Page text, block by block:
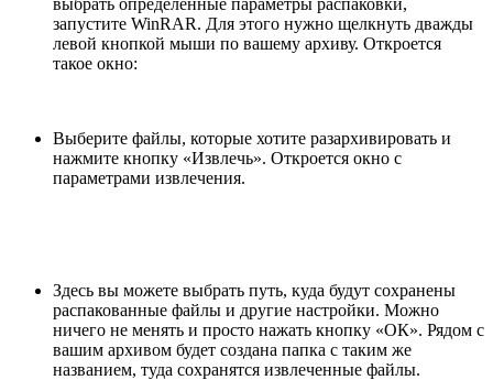
запустите WinRAR. Для этого нужно щелкнуть дважды
левой кнопкой мыши по вашему архиву. Откроется
такое окно:
Выберите файлы, которые хотите разархивировать и
нажмите кнопку «Извлечь». Откроется окно с
параметрами извлечения.
Здесь вы можете выбрать путь, куда будут сохранены
распакованные файлы и другие настройки. Можно
ничего не менять и просто нажать кнопку «ОК». Рядом с
вашим архивом будет создана папка с таким же
названием, туда сохранятся извлеченные файлы.